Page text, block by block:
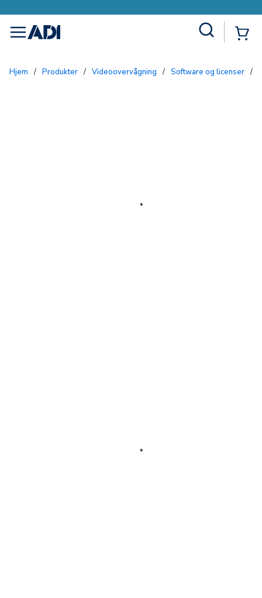
menu
Hjem / Produkter / Videoovervågning / Software og licenser /